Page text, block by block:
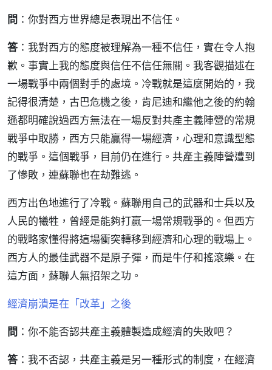
問 ：你對西方世界總是表現出不信任。
答：我對西方的態度被理解為一種不信任，實在令人抱
歉。事實上我的態度與信任不信任無關。我客觀描述在
一場戰爭中兩個對手的處境。冷戰就是這麼開始的，我
記得很清楚，古巴危機之後，肯尼迪和繼他之後的約翰
遜都明確說過西方無法在一場反對共產主義陣營的常規
戰爭中取勝，西方只能贏得一場經濟，心理和意識型態
的戰爭。這個戰爭，目前仍在進行。共產主義陣營遭到
了慘敗，連蘇聯也在劫難逃。
西方出色地進行了冷戰。蘇聯用自己的武器和士兵以及
人民的犧牲，曾經是能夠打贏一場常規戰爭的。但西方
的戰略家懂得將這場衝突轉移到經濟和心理的戰場上。
西方人的最佳武器不是原子彈，而是牛仔和搖滾樂。在
這方面，蘇聯人無招架之功。
經濟崩潰是在「改革」之後
問 ：你不能否認共產主義體製造成經濟的失敗吧？
答：我不否認，共產主義是另一種形式的制度，在經濟